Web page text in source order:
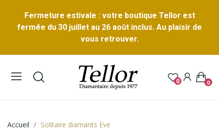
Fermeture estivale : votre boutique Tellor est
fermée du 30 juillet au 26 août inclus. Au plaisir de
vous retrouver.
0 0
Accueil Solitaire diamants Eve